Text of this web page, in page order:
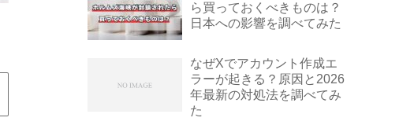
ら買っておくべきものは？
日本への影響を調べてみた
なぜXでアカウント作成エ
ラーが起きる？原因と2026
年最新の対処法を調べてみ
た